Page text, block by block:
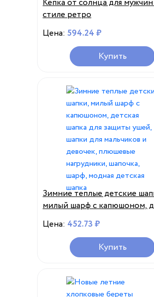
Кепка от солнца для
стиле ретро
Цена: 594.24 ₽
Купить
Зимние теплые детские
милый шарф с капюшоном,
шапка для защиты ушей,
мальчиков и девочек,
нагрудники, шапочка, шарф,
модная детская шапка
Цена: 452.73 ₽
Купить